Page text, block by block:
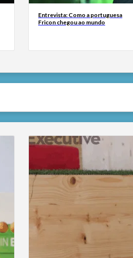
Entrevista: Como a portuguesa
Fricon chegou ao mundo